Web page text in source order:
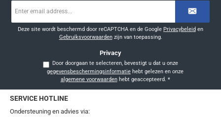
mailadres
Deze site wordt beschermd door reCAPTCHA en de Google Privacybeleid en
Gebruiksvoorwaardenzijn van toepassing.
Privacy
Door doorgaan te selecteren, bevestigt u dat u onze
gegevensbeschermingsinformatie
algemene voorwaardenhebt geaccepteerd. *
SERVICE HOTLINE
Ondersteuning en advies via: